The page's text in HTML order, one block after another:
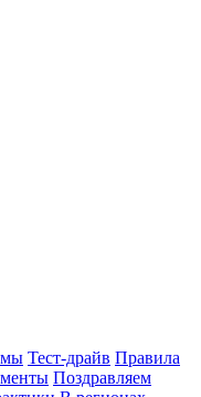
Тест-драйв Правила
Поздравляем